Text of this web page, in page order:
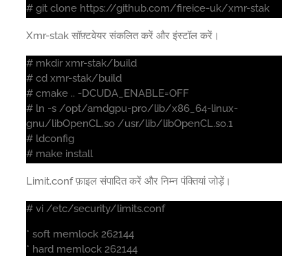
# git clone https://github.com/fireice-uk/xmr-stak
Xmr-stak सॉफ़्टवेयर संकलित करें और इंस्टॉल करें।
# mkdir xmr-stak/build
# cd xmr-stak/build
# cmake .. -DCUDA_ENABLE=OFF
# ln -s /opt/amdgpu-pro/lib/x86_64-linux-
gnu/libOpenCL.so /usr/lib/libOpenCL.so.1
# ldconfig
# make install
Limit.conf फ़ाइल संपादित करें और निम्न पंक्तियां जोड़ें।
# vi /etc/security/limits.conf
* soft memlock 262144
* hard memlock 262144